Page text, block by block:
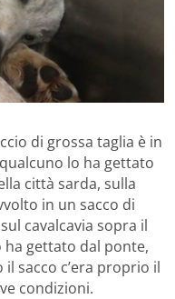
di grossa taglia è in
lo ha gettato
città sarda, sulla
in un sacco di
cavalcavia sopra il
ha gettato dal ponte,
sacco c’era proprio il
condizioni.